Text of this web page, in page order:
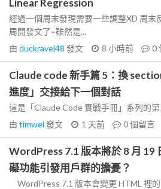
Linear Regression
經過一個周末發現需要一些調整XD 周末
周間發文了~雖然是...
由 duckravel48 發文 8 小時前 0
Claude code 新手篇 5：換
進度」交接給下一個對話
這是「Claude Code 實戰手冊」系列的
由 timwei發文 1 天前 0個留言
WordPress 7.1 版本將於 8 月 19
礙功能引發用戶群的擔憂？
WordPress 7.1 版本會變更 HTML 裡的